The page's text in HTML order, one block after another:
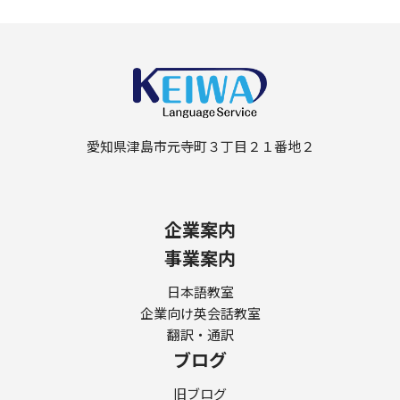
愛知県津島市元寺町３丁目２１番地２
企業案内
事業案内
日本語教室
企業向け英会話教室
翻訳・通訳
ブログ
旧ブログ